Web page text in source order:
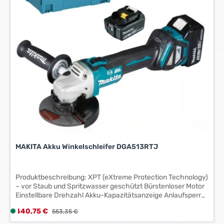
-
3
*
MAKITA Akku Winkelschleifer DGA513RTJ
Produktbeschreibung: XPT (eXtreme Protection Technology)
– vor Staub und Spritzwasser geschützt Bürstenloser Motor
Einstellbare Drehzahl Akku-Kapazitätsanzeige Anlaufsperre
Feedback Sensing Technology) schaltet den Motor aus,
wenn sich die Drehzahl plötzlich verlangsamt oder die
Verkaufspreis:
L
i
440,75 € Regulärer Preis:
553,35 €